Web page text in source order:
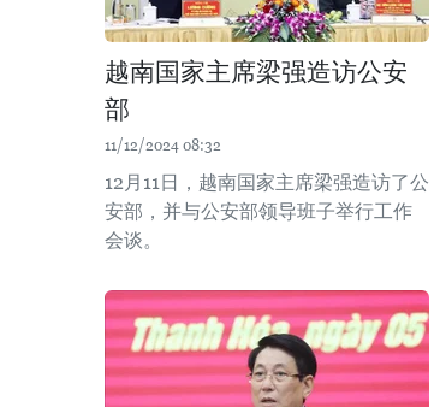
越南国家主席梁强造访公安
部
11/12/2024 08:32
12月11日，越南国家主席梁强造访了公
安部，并与公安部领导班子举行工作
会谈。